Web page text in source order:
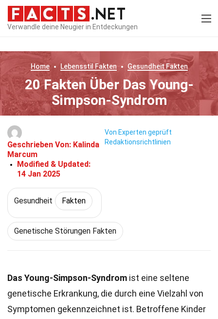
Verwandle deine Neugier in Entdeckungen
Home Lebensstil Fakten GesundheitFakten
20 Fakten Über Das Young-
Simpson-Syndrom
Geschrieben Von: Kalinda
Marcum
Modified & Updated:
14 Jan 2025
Von Experten geprüft
Redaktionsrichtlinien
Gesundheit Fakten
Genetische Störungen Fakten
Das Young-Simpson-Syndrom ist eine seltene
genetische Erkrankung, die durch eine Vielzahl von
Symptomen gekennzeichnet ist. Betroffene Kinder